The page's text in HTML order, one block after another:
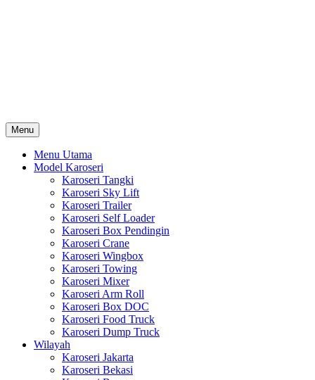
Menu
Menu Utama
Model Karoseri
Karoseri Tangki
Karoseri Sky Lift
Karoseri Trailer
Karoseri Self Loader
Karoseri Box Pendingin
Karoseri Crane
Karoseri Wingbox
Karoseri Towing
Karoseri Mixer
Karoseri Arm Roll
Karoseri Box DOC
Karoseri Food Truck
Karoseri Dump Truck
Wilayah
Karoseri Jakarta
Karoseri Bekasi